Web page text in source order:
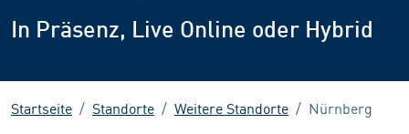
In Präsenz, Live Online oder Hybrid
Startseite Standorte Weitere Standorte Nürnberg